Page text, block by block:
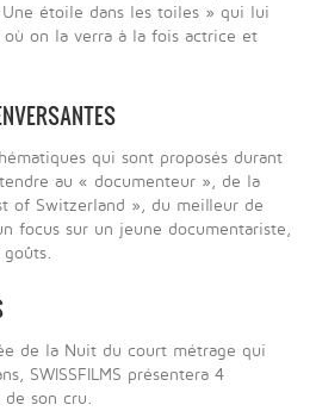
étoile dans les toiles » qui lui
on la verra à la fois actrice et
qui sont proposés durant
au « documenteur », de la
of Switzerland », du meilleur de
focus sur un jeune documentariste,
de la Nuit du court métrage qui
SWISSFILMS présentera 4
de son cru.